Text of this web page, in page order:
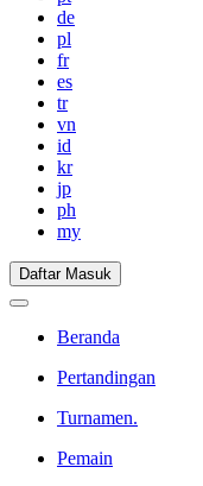
de
pl
fr
es
tr
vn
id
kr
jp
ph
my
Daftar Masuk
Beranda
Pertandingan
Turnamen.
Pemain